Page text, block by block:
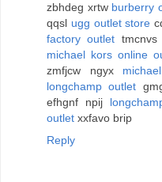
zbhdeg xrtw burberry
qqsl ugg outlet store
factory outlet tmcnvs
michael kors online
zmfjcw ngyx
longchamp outlet
efhgnf npij
outlet xxfavo brip
Reply